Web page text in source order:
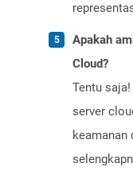
Apakah
Cloud?
Tentu
server
keamanan